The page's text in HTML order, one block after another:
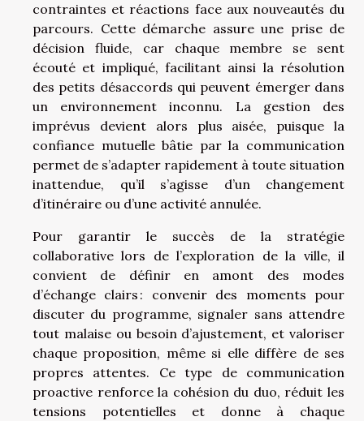
contraintes et réactions face aux nouveautés du
parcours. Cette démarche assure une prise de
décision fluide, car chaque membre se sent
écouté et impliqué, facilitant ainsi la résolution
des petits désaccords qui peuvent émerger dans
un environnement inconnu. La gestion des
imprévus devient alors plus aisée, puisque la
confiance mutuelle bâtie par la communication
permet de s’adapter rapidement à toute situation
inattendue, qu’il s’agisse d’un changement
d’itinéraire ou d’une activité annulée.
Pour garantir le succès de la stratégie
collaborative lors de l’exploration de la ville, il
convient de définir en amont des modes
d’échange clairs : convenir des moments pour
discuter du programme, signaler sans attendre
tout malaise ou besoin d’ajustement, et valoriser
chaque proposition, même si elle diffère de ses
propres attentes. Ce type de communication
proactive renforce la cohésion du duo, réduit les
tensions potentielles et donne à chaque